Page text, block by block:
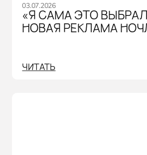
03.07.2026
«Я САМА ЭТО
НОВАЯ РЕКЛАМА
ЧИТАТЬ